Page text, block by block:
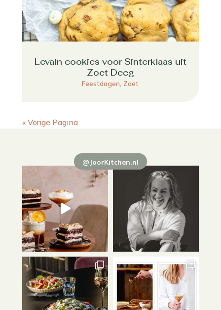
Levain cookies voor Sinterklaas uit
Zoet Deeg
Feestdagen, Zoet
« Vorige Pagina
@JoorKitchen.nl